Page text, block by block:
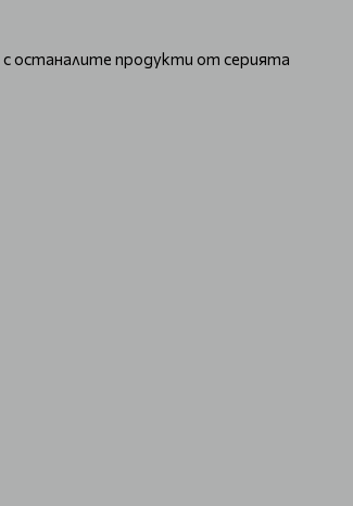
с останалите продукти от серията